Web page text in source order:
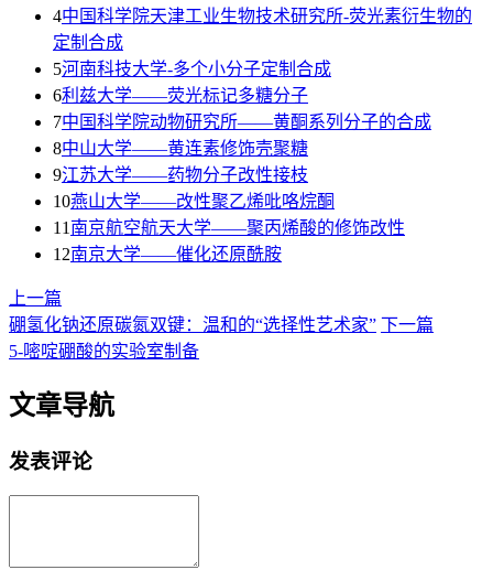
4中国科学院天津工业生物技术研究所-荧光素衍生物的
定制合成
5河南科技大学-多个小分子定制合成
6利兹大学——荧光标记多糖分子
7中国科学院动物研究所——黄酮系列分子的合成
8中山大学——黄连素修饰壳聚糖
9江苏大学——药物分子改性接枝
10燕山大学——改性聚乙烯吡咯烷酮
11 南京航空航天大学——聚丙烯酸的修饰改性
12南京大学——催化还原酰胺
上一篇
硼氢化钠还原碳氮双键：温和的“选择性艺术家” 下一篇
5-嘧啶硼酸的实验室制备
文章导航
发表评论